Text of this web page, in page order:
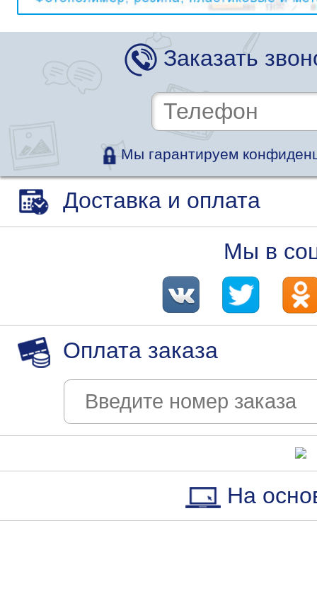
Заказать
Мы гарантируем
Доставка и оплата
Мы в
Оплата заказа
На